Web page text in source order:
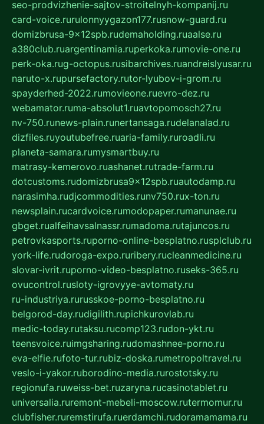
seo-prodvizhenie-sajtov-stroitelnyh-kompanij.ru
card-voice.rurulonnyygazon177.rusnow-guard.ru
domizbrusa-9x12spb.rudemaholding.ruaalse.ru
a380club.ruargentinamia.ruperkoka.rumovie-one.ru
perk-oka.rug-octopus.rusibarchives.ruandreislyusar.ru
naruto-x.rupursefactory.rutor-lyubov-i-grom.ru
spayderhed-2022.rumovieone.ruevro-dez.ru
webamator.ruma-absolut1.ruavtopomosch27.ru
nv-750.runews-plain.runertansaga.rudelanalad.ru
dizfiles.ruyoutubefree.ruaria-family.ruroadli.ru
planeta-samara.rumysmartbuy.ru
matrasy-kemerovo.ruashanet.rutrade-farm.ru
dotcustoms.rudomizbrusa9x12spb.ruautodamp.ru
narasimha.rudjcommodities.runv750.rux-ton.ru
newsplain.rucardvoice.rumodopaper.rumanunae.ru
gbget.rualfeihavsalnassr.rumadoma.rutajuncos.ru
petrovkasports.ruporno-online-besplatno.rusplclub.ru
york-life.rudoroga-expo.ruribery.rucleanmedicine.ru
slovar-ivrit.ruporno-video-besplatno.ruseks-365.ru
ovucontrol.rusloty-igrovyye-avtomaty.ru
ru-industriya.rurusskoe-porno-besplatno.ru
belgorod-day.rudigilith.rupichkurovlab.ru
medic-today.rutaksu.rucomp123.rudon-ykt.ru
teensvoice.ruimgsharing.rudomashnee-porno.ru
eva-elfie.rufoto-tur.rubiz-doska.rumetropoltravel.ru
veslo-i-yakor.ruborodino-media.rurostotsky.ru
regionufa.ruweiss-bet.ruzaryna.rucasinotablet.ru
universalia.ruremont-mebeli-moscow.rutermomur.ru
clubfisher.ruremstirufa.ruerdamchi.rudoramamama.ru